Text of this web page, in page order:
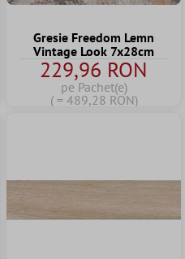
Gresie Freedom Lemn
Vintage Look 7x28cm
229,96 RON
pe Pachet(e)
( = 489,28 RON)